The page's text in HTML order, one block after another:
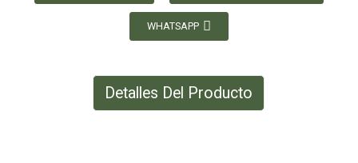
WHATSAPP
Detalles Del Producto